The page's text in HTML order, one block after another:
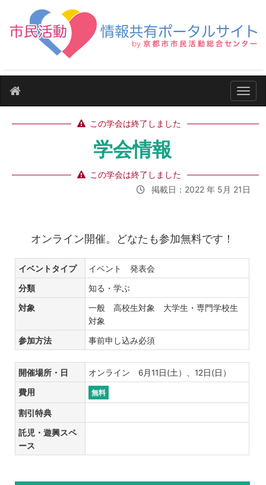
ナビ
この学会は終了しました
学会情報
この学会は終了しました
掲載日：2022 年 5月 21日
オンライン開催。どなたも参加無料です！
イベントタイプ イベント 発表会
分類 知る・学ぶ
対象
一般 高校生対象 大学生・専門学校生
対象
参加方法 事前申し込み必須
開催場所・日 オンライン 6月11日(土）、12日(日）
費用 無料
割引特典
託児・遊興スペ
ース